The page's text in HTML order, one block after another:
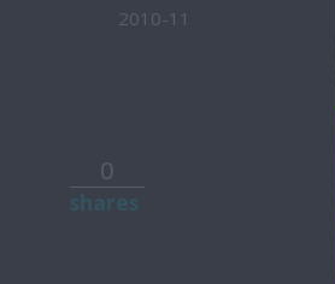
2010-11
0